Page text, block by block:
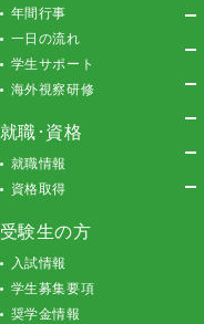
年間行事
一日の流れ
学生サポート
海外視察研修
就職･資格
就職情報
資格取得
受験生の方
入試情報
学生募集要項
奨学金情報